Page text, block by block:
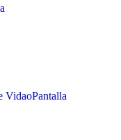
VidaoPantalla